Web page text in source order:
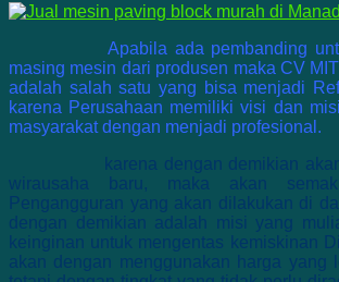
Apabila ada pembanding
masing mesin dari produsen maka CV
adalah salah satu yang bisa menjadi
karena Perusahaan memiliki visi dan
masyarakat dengan menjadi profesional.
karena dengan demikian
wirausaha baru, maka akan
Pengangguran yang akan dilakukan di
dengan demikian adalah misi yang
keinginan untuk mengentas kemiskinan
akan dengan menggunakan harga yang